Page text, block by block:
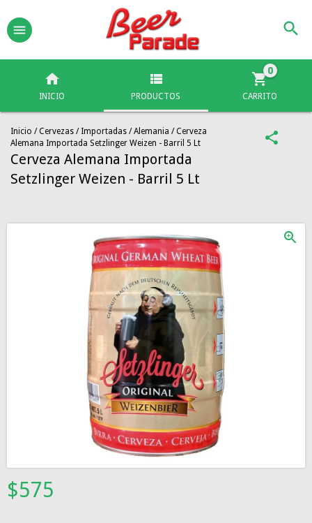
INICIO PRODUCTOS CARRITO
0
Inicio / Cervezas / Importadas / Alemania / Cerveza
Alemana Importada Setzlinger Weizen - Barril 5 Lt
Cerveza Alemana Importada
Setzlinger Weizen - Barril 5 Lt
$575